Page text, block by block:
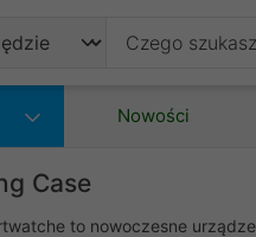
Nowości
Case
to nowoczesne